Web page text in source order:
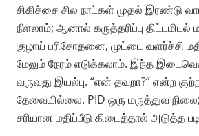
சிகிச்சை சில நாட்கள் முதல் இரண்டு
நீளலாம்; ஆனால் கருத்தரிப்பு திட்டமிடல்
குழாய் பரிசோதனை, முட்டை வளர்ச்சி
மேலும் நேரம் எடுக்கலாம். இந்த
வருவது இயல்பு. “என் தவறா?” என்ற
தேவையில்லை. PID ஒரு மருத்துவ
சரியான மதிப்பீடு கிடைத்தால் அடுத்த